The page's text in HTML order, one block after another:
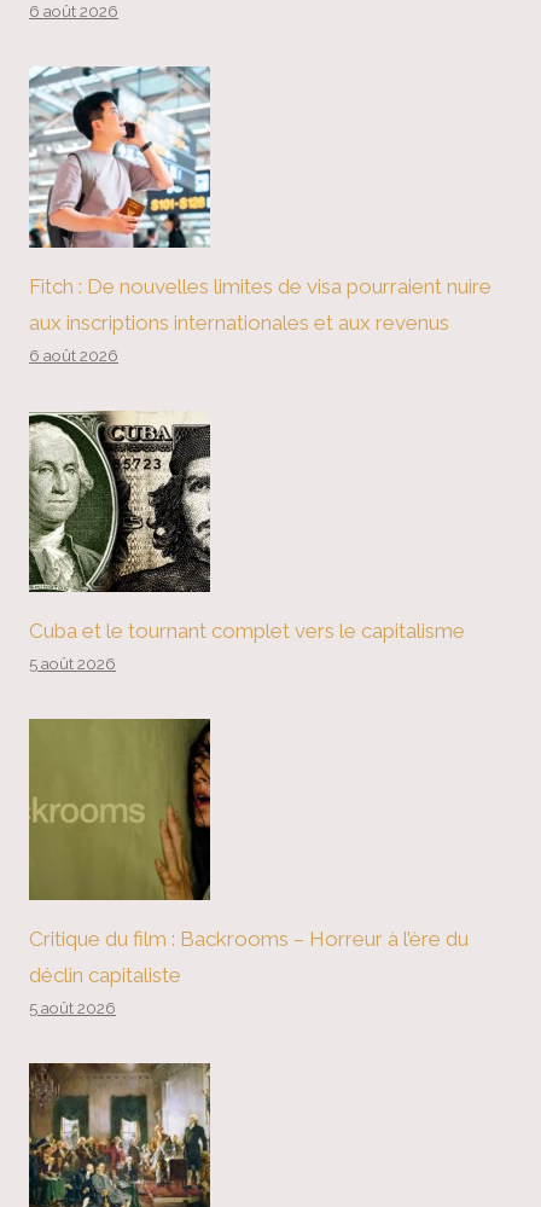
6 août 2026
Fitch : De nouvelles limites de visa pourraient nuire
aux inscriptions internationales et aux revenus
6 août 2026
Cuba et le tournant complet vers le capitalisme
5 août 2026
Critique du film : Backrooms – Horreur à l’ère du
déclin capitaliste
5 août 2026